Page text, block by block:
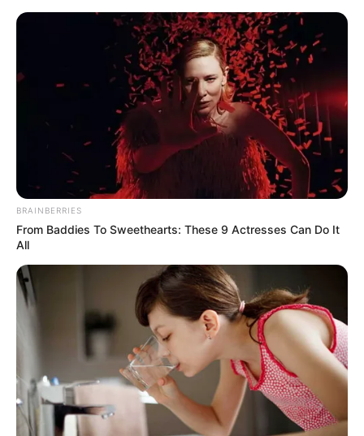
SERIES
BRAINBERRIES
From Baddies To Sweethearts: These 9 Actresses Can Do It
All